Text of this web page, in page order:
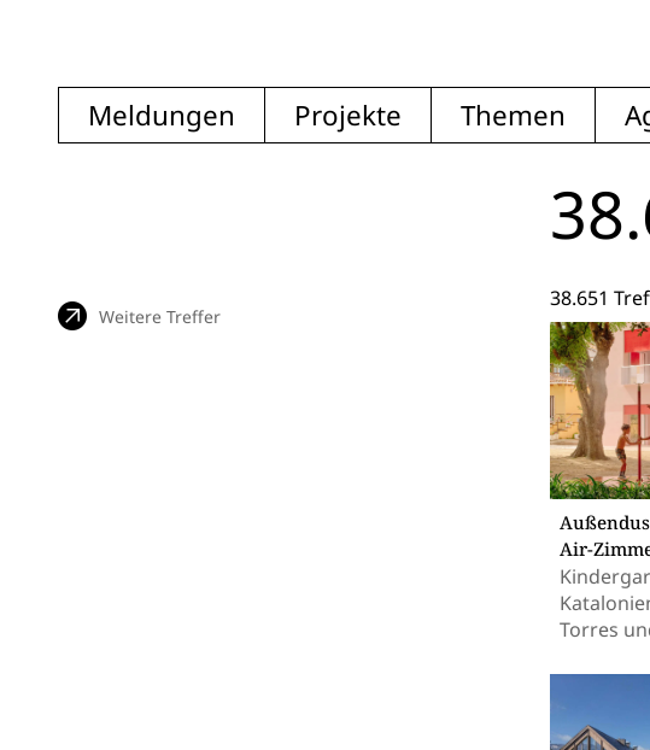
Meldungen Projekte Themen
Weitere Treffer
38.651
Air-
Torres